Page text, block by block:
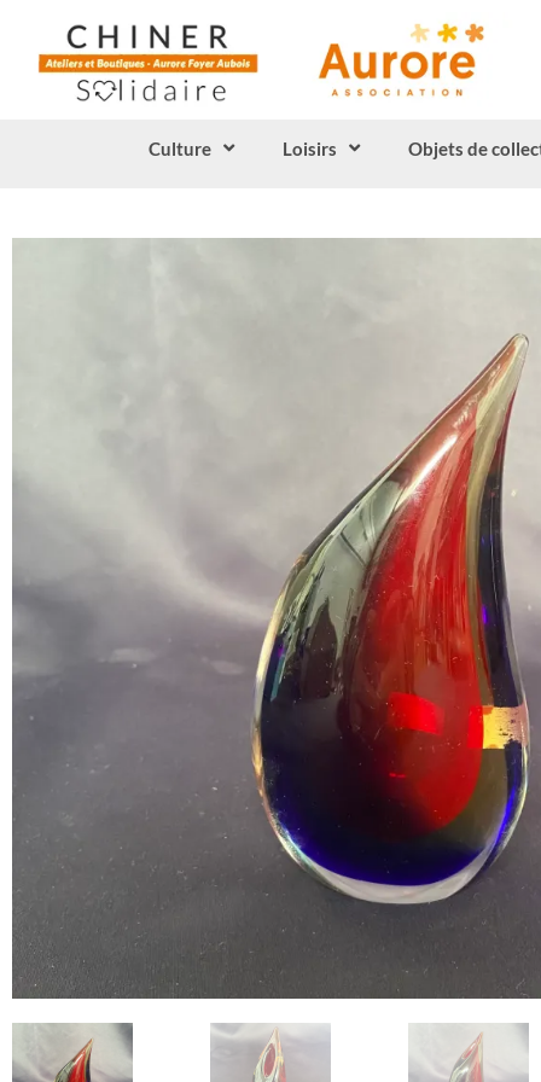
Culture Loisirs Objets de